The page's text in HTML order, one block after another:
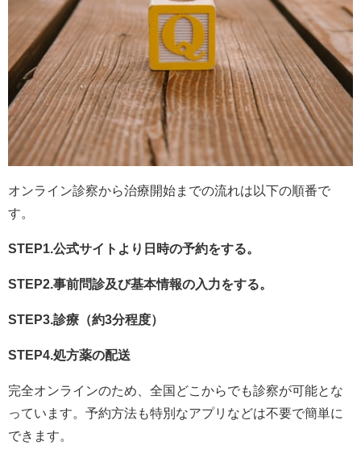
オンライン診察から治療開始までの流れは以下の順番で
す。
STEP1.公式サイトより日時の予約をする。
STEP2.事前問診及び基本情報の入力をする。
STEP3.診療（約3分程度）
STEP4.処方薬の配送
完全オンラインのため、全国どこからでも診察が可能とな
っています。予約方法も特別なアプリなどは不要で簡単に
できます。